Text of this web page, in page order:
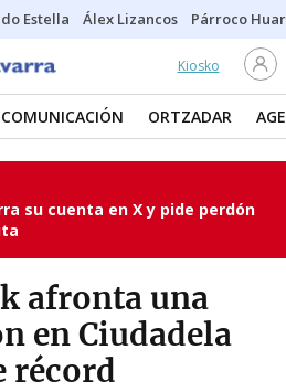
Estella Álex Lizancos Párroco
Kiosko
COMUNICACIÓN ORTZADAR
su cuenta en X y pide perdón
afronta una
en Ciudadela
récord